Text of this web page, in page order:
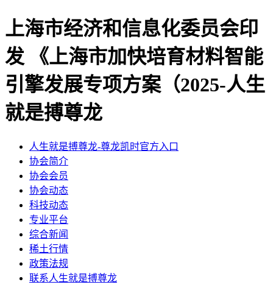
上海市经济和信息化委员会印
发 《上海市加快培育材料智能
引擎发展专项方案（2025-人生
就是搏尊龙
人生就是搏尊龙-尊龙凯时官方入口
协会简介
协会会员
协会动态
科技动态
专业平台
综合新闻
稀土行情
政策法规
联系人生就是搏尊龙